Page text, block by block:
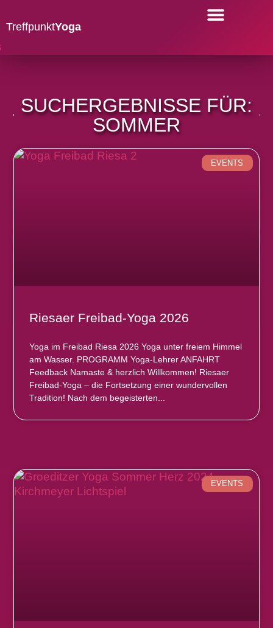
TreffpunktYoga
SUCHERGEBNISSE FÜR:
SOMMER
EVENTS
Riesaer Freibad-Yoga 2026
Yoga im Freibad Riesa 2026 Yoga unter freiem Himmel
am Wasser. PROGRAMM Yoga-Lehrer ANFAHRT
Feedback Namaste & herzlich Willkommen! Riesaer
Freibad-Yoga – die Fortsetzung einer wundervollen
Tradition! Nach dem begeisterten
EVENTS